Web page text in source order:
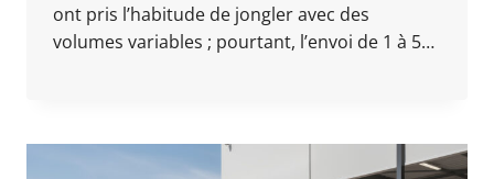
ont pris l’habitude de jongler avec des
volumes variables ; pourtant, l’envoi de 1 à 5…